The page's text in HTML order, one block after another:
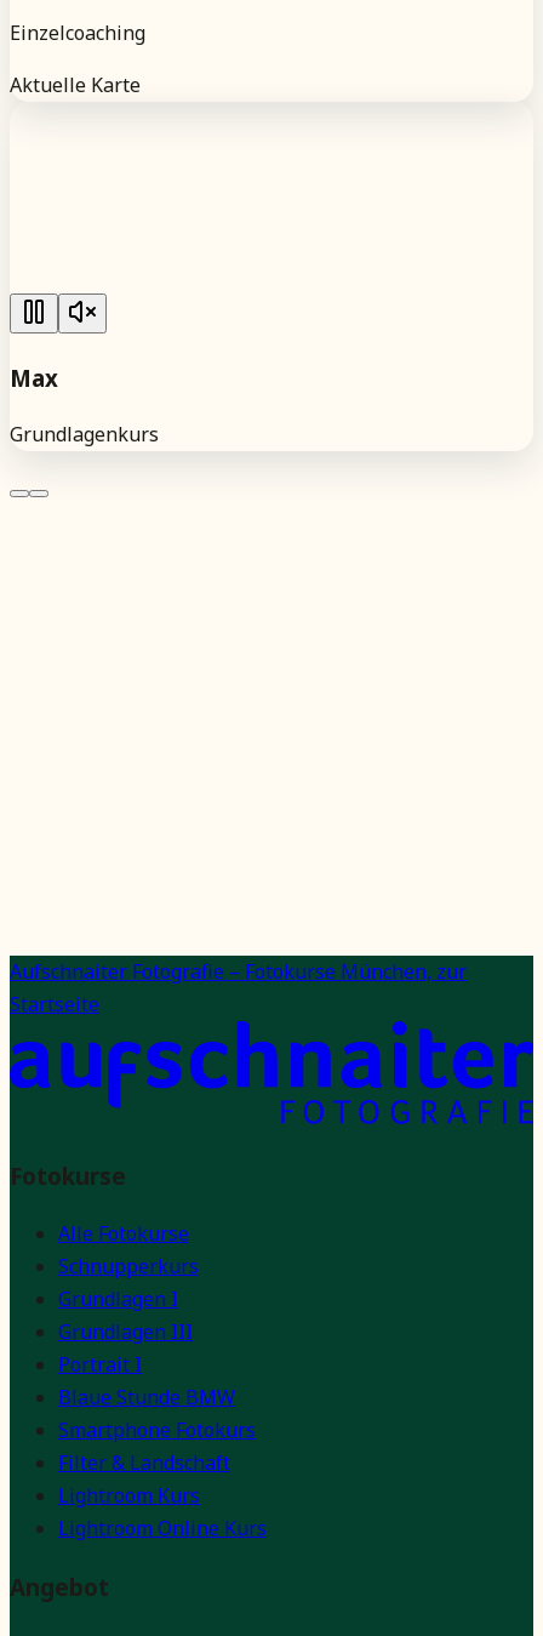
Einzelcoaching
Aktuelle Karte
Max
Grundlagenkurs
Kann ich den Kurs verschenken?
Aufschnaiter Fotografie – Fotokurse München, zur
Startseite
Fotokurse
Alle Fotokurse
Schnupperkurs
Grundlagen I
Grundlagen III
Portrait I
Blaue Stunde BMW
Smartphone Fotokurs
Filter & Landschaft
Lightroom Kurs
Lightroom Online Kurs
Angebot